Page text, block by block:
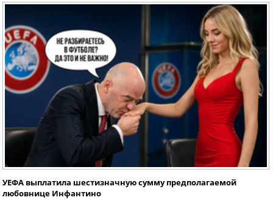
УЕФА выплатила шестизначную сумму предполагаемой
любовнице Инфантино